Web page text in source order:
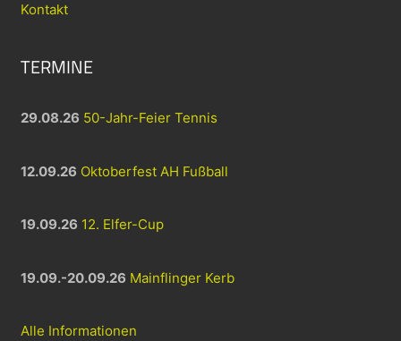
Kontakt
TERMINE
29.08.26 50-Jahr-Feier Tennis
12.09.26 Oktoberfest AH Fußball
19.09.26 12. Elfer-Cup
19.09.-20.09.26 Mainflinger Kerb
Alle Informationen